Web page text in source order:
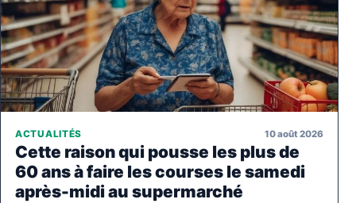
ACTUALITÉS 10 août 2026
Cette raison qui pousse les plus de
60 ans à faire les courses le samedi
après-midi au supermarché